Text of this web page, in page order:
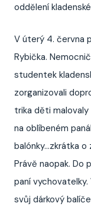
oddělení
V úterý 4. června
Rybička.
studentek
zorganizovali
trika děti malovaly
na oblíbeném
balónky...zkrátka
Právě naopak. Do
paní
svůj dárkový